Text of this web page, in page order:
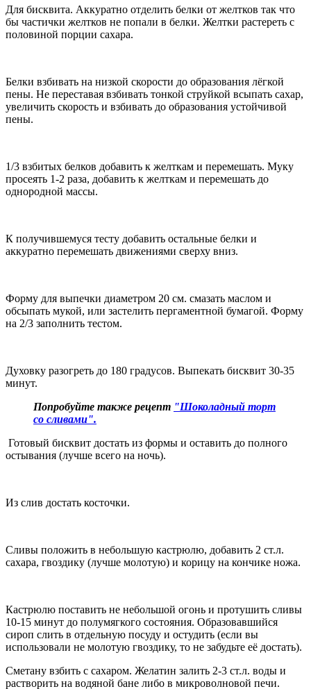
Для бисквита. Аккуратно отделить белки от желтков так что
бы частички желтков не попали в белки. Желтки растереть с
половиной порции сахара.
Белки взбивать на низкой скорости до образования лёгкой
пены. Не переставая взбивать тонкой струйкой всыпать сахар,
увеличить скорость и взбивать до образования устойчивой
пены.
1/3 взбитых белков добавить к желткам и перемешать. Муку
просеять 1-2 раза, добавить к желткам и перемешать до
однородной массы.
К получившемуся тесту добавить остальные белки и
аккуратно перемешать движениями сверху вниз.
Форму для выпечки диаметром 20 см. смазать маслом и
обсыпать мукой, или застелить пергаментной бумагой. Форму
на 2/3 заполнить тестом.
Духовку разогреть до 180 градусов. Выпекать бисквит 30-35
минут.
Попробуйте также рецепт "Шоколадный торт
со сливами".
Готовый бисквит достать из формы и оставить до полного
остывания (лучше всего на ночь).
Из слив достать косточки.
Сливы положить в небольшую кастрюлю, добавить 2 ст.л.
сахара, гвоздику (лучше молотую) и корицу на кончике ножа.
Кастрюлю поставить не небольшой огонь и протушить сливы
10-15 минут до полумягкого состояния. Образовавшийся
сироп слить в отдельную посуду и остудить (если вы
использовали не молотую гвоздику, то не забудьте её достать).
Сметану взбить с сахаром. Желатин залить 2-3 ст.л. воды и
растворить на водяной бане либо в микроволновой печи.